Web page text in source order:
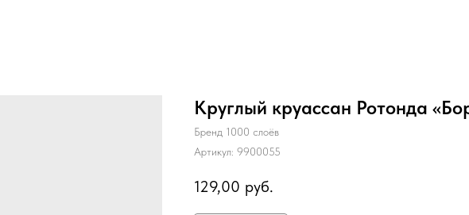
Круглый круассан Ротонда
Бренд 1000 слоёв
Артикул: 9900055
129,00 руб.